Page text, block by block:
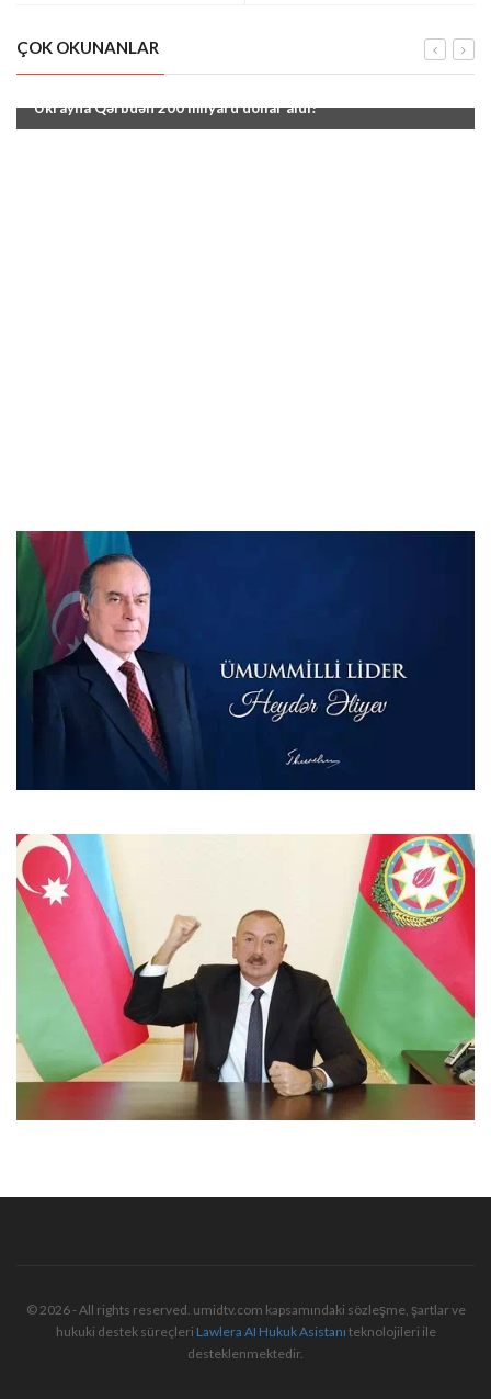
ÇOK OKUNANLAR
"Ukrayna Qərbdən 200 milyard dollar aldı!"
© 2026 - All rights reserved. umidtv.com kapsamındaki sözleşme, şartlar ve
hukuki destek süreçleri Lawlera AI Hukuk Asistanı teknolojileri ile
desteklenmektedir.